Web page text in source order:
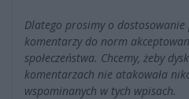
Dlatego prosimy o dostosowanie
komentarzy do norm
społeczeństwa. Chcemy, żeby
komentarzach nie atakowała
wspominanych w tych wpisach.